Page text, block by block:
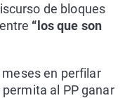
de bloques
“los que son
en perfilar
al PP ganar